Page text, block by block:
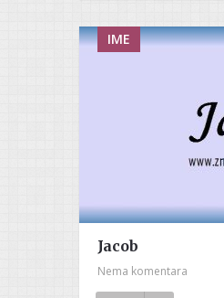
IME
Jacob
Nema komentara